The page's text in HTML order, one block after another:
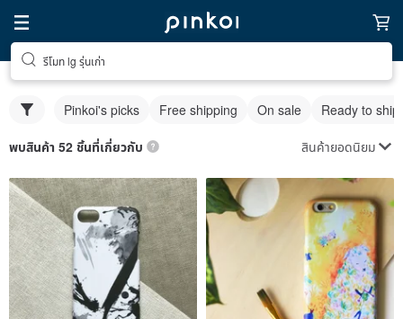
รีโมท lg รุ่นเก่า
Pinkoi's picks Free shipping On sale Ready to ship
พบสินค้า 52 ชิ้นที่เกี่ยวกับ สินค้ายอดนิยม